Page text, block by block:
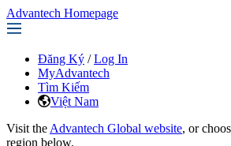
Advantech Homepage
Đăng Ký / Log In
MyAdvantech
Tìm Kiếm
Việt Nam
Visit the Advantech Global website, or
region below.